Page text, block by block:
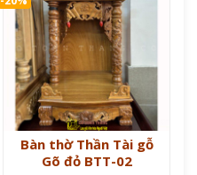
Bàn thờ Thần Tài gỗ
Gõ đỏ BTT-02